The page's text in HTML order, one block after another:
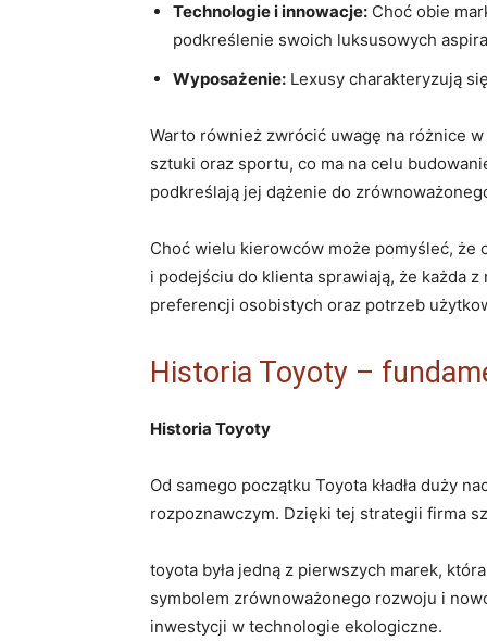
Technologie i innowacje: Choć obie
podkreślenie swoich luksusowych
Wyposażenie: Lexusy charakteryzują
Warto również zwrócić uwagę na różnice
sztuki oraz sportu, co ma na celu
podkreślają jej dążenie do
Choć wielu kierowców może pomyśleć,
i podejściu do klienta sprawiają, że każda
preferencji osobistych oraz potrzeb
Historia Toyoty –
Historia Toyoty
Od samego początku Toyota kładła duży
rozpoznawczym. Dzięki tej strategii firma
toyota była jedną z pierwszych marek,
symbolem zrównoważonego rozwoju i
inwestycji w technologie ekologiczne.